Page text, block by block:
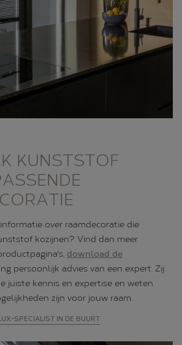
KUNSTSTOF
over raamdecoratie die
kozijnen? Vind dan meer
download de
persoonlijk advies van een expert. Zij
juiste kennis en expertise en weten
zijn voor jouw raam.
SPECIALIST IN DE BUURT